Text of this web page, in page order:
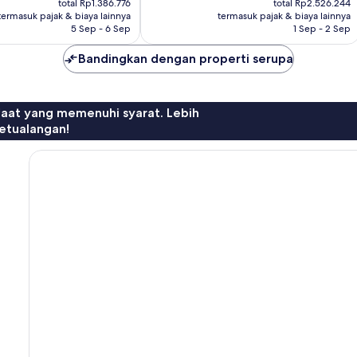
Rp1.075.380
total Rp1.386.776
pajak & biaya lainnya
5 Sep - 6 Sep
Rp1.958.984
total Rp2.526.244
termasuk pajak & biaya lainnya
1 Sep - 2 Sep
Bandingkan dengan properti serupa
yang memenuhi syarat. Lebih